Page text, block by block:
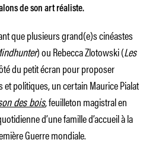
de son art réaliste.
que plusieurs grand(e)s cinéastes
) ou Rebecca Zlotowski (Les
du petit écran pour proposer
et politiques, un certain Maurice Pialat
des bois, feuilleton magistral en
d’une famille d’accueil à la
Guerre mondiale.